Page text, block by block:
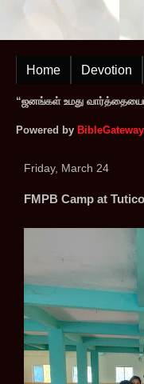
Home Devotion
“ஜனங்கள் உமது
Powered by
Friday, March 24
FMPB Camp at